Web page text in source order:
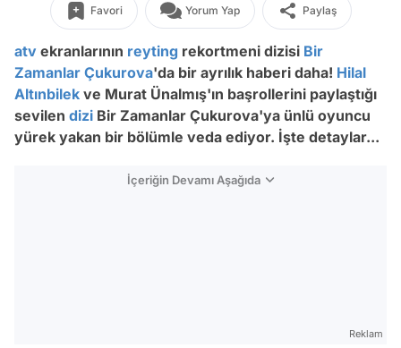
Favori Yorum Yap Paylaş
atv ekranlarının reyting rekortmeni dizisi Bir
Zamanlar Çukurova'da bir ayrılık haberi daha! Hilal
Altınbilek ve Murat Ünalmış'ın başrollerini paylaştığı
sevilen dizi Bir Zamanlar Çukurova'ya ünlü oyuncu
yürek yakan bir bölümle veda ediyor. İşte detaylar...
İçeriğin Devamı Aşağıda
Reklam